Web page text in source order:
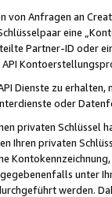
Anfragen an
eine
Partner-ID oder
Dienste zu
oder
privaten
Ihren privaten
unter
werden.